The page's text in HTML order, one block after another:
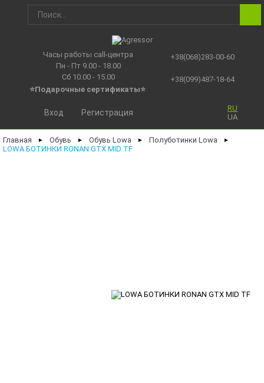
Часы работы call-центра
Пн - Пт 9.00 - 18.00
Сб 10.00 - 15.00
⭐Подарочные сертификаты⭐
+38(068)283-00-60
+38(099)487-18-64
RU
UA
Вход Регистрация
Главная ► Обувь ► Обувь Lowa ► Полуботинки Lowa ►
LOWA БОТИНКИ RONAN GTX MID TF